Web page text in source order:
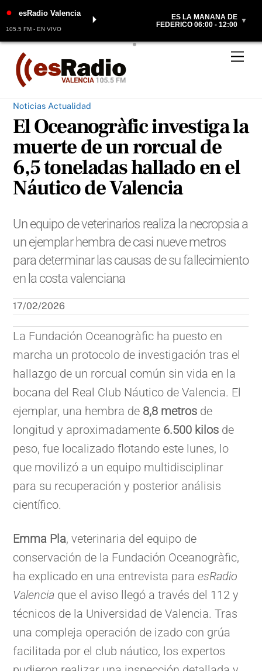
Skip
content
● esRadio Valencia
105.5 FM - EN VIVO
⏵
ES LA MAÑANA DE
FEDERICO 06:00 - 12:00 ▼
Noticias Actualidad
El Oceanogràfic investiga la
muerte de un rorcual de
6,5 toneladas hallado en el
Náutico de Valencia
Un equipo de veterinarios realiza la necropsia a
un ejemplar hembra de casi nueve metros
para determinar las causas de su fallecimiento
en la costa valenciana
17/02/2026
La Fundación Oceanogràfic ha puesto en
marcha un protocolo de investigación tras el
hallazgo de un rorcual común sin vida en la
bocana del Real Club Náutico de Valencia. El
ejemplar, una hembra de 8,8 metros de
longitud y aproximadamente 6.500 kilos de
peso, fue localizado flotando este lunes, lo
que movilizó a un equipo multidisciplinar
para su recuperación y posterior análisis
científico.
Emma Pla, veterinaria del equipo de
conservación de la Fundación Oceanogràfic,
ha explicado en una entrevista paraesRadio
Valencia que el aviso llegó a través del 112 y
técnicos de la Universidad de Valencia. Tras
una compleja operación de izado con grúa
facilitada por el club náutico, los expertos